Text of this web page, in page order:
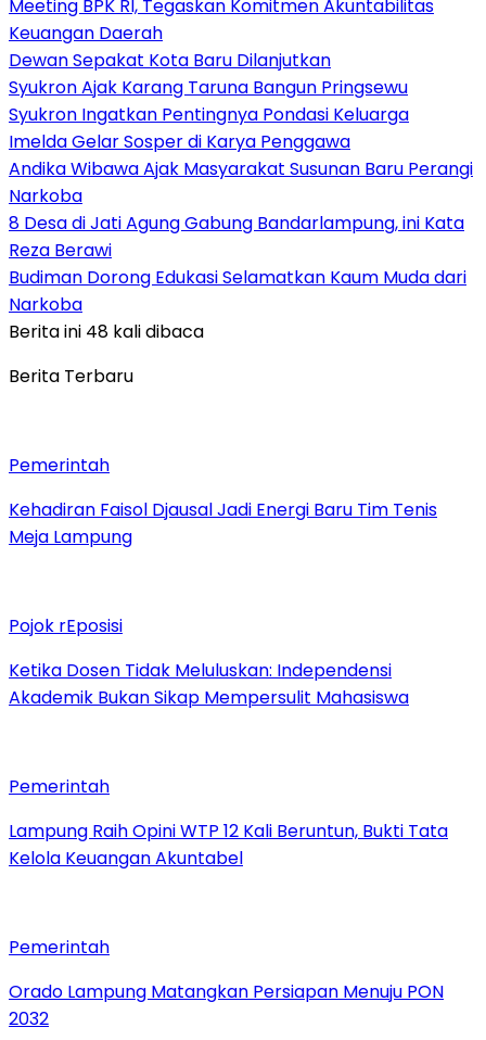
Meeting BPK RI, Tegaskan Komitmen Akuntabilitas
Keuangan Daerah
Dewan Sepakat Kota Baru Dilanjutkan
Syukron Ajak Karang Taruna Bangun Pringsewu
Syukron Ingatkan Pentingnya Pondasi Keluarga
Imelda Gelar Sosper di Karya Penggawa
Andika Wibawa Ajak Masyarakat Susunan Baru Perangi
Narkoba
8 Desa di Jati Agung Gabung Bandarlampung, ini Kata
Reza Berawi
Budiman Dorong Edukasi Selamatkan Kaum Muda dari
Narkoba
Berita ini 48 kali dibaca
Berita Terbaru
Pemerintah
Kehadiran Faisol Djausal Jadi Energi Baru Tim Tenis
Meja Lampung
Pojok rEposisi
Ketika Dosen Tidak Meluluskan: Independensi
Akademik Bukan Sikap Mempersulit Mahasiswa
Pemerintah
Lampung Raih Opini WTP 12 Kali Beruntun, Bukti Tata
Kelola Keuangan Akuntabel
Pemerintah
Orado Lampung Matangkan Persiapan Menuju PON
2032